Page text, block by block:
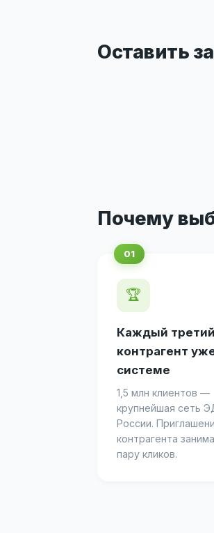
Оставить
Почему
🏆
Каждый третий
контрагент
системе
1,5 млн клиентов —
крупнейшая сеть
России.
контрагента
пару кликов.